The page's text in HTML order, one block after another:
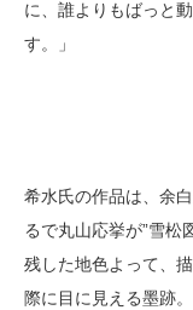
に、誰よりもばっと
す。」
希水氏の作品は、余
るで丸山応挙が”雪松
残した地色よって、
際に目に見える墨跡